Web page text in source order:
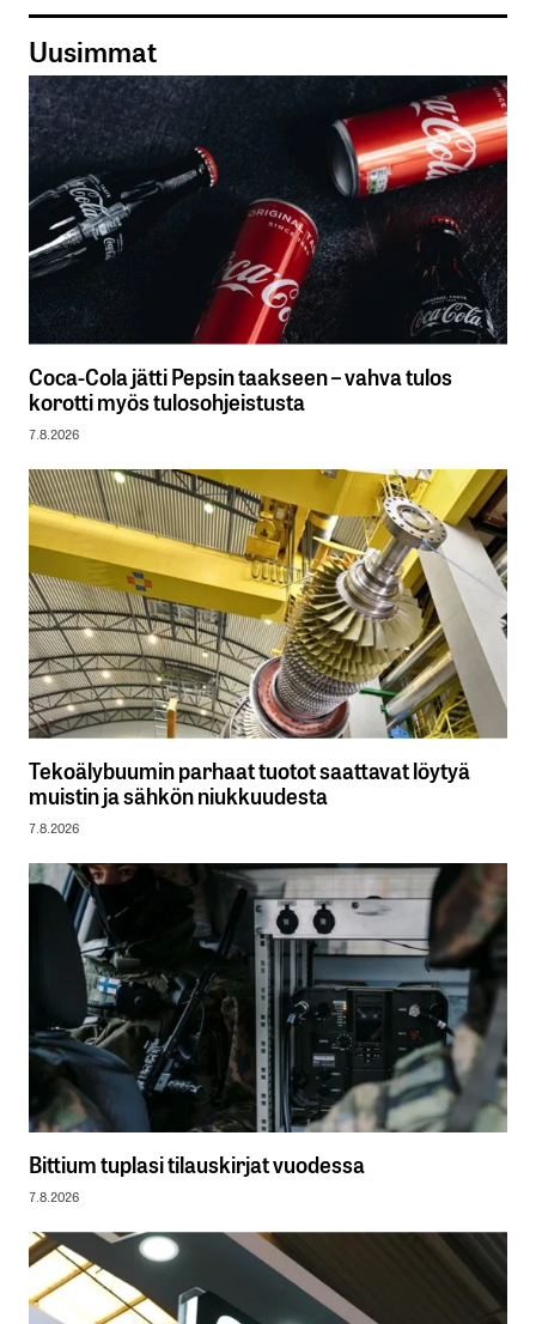
Uusimmat
Coca-Cola jätti Pepsin taakseen – vahva tulos
korotti myös tulosohjeistusta
7.8.2026
Tekoälybuumin parhaat tuotot saattavat löytyä
muistin ja sähkön niukkuudesta
7.8.2026
Bittium tuplasi tilauskirjat vuodessa
7.8.2026